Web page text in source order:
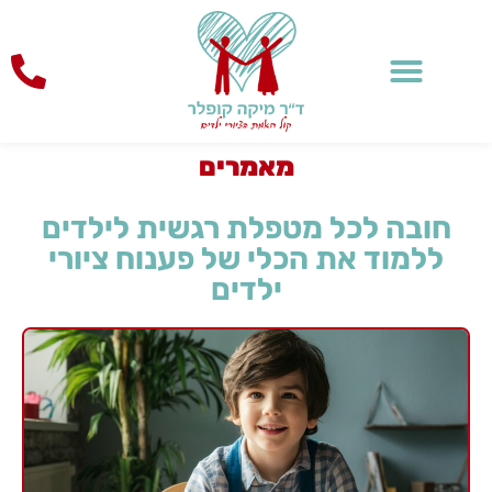
מאמרים
חובה לכל מטפלת רגשית לילדים
ללמוד את הכלי של פענוח ציורי
ילדים